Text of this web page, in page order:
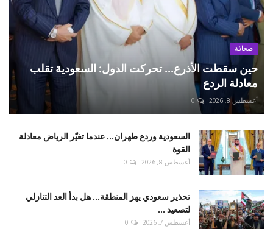
صحافة
حين سقطت الأذرع... تحركت الدول: السعودية تقلب
معادلة الردع
أغسطس 8, 2026 0
السعودية وردع طهران... عندما تغيّر الرياض معادلة
القوة
أغسطس 8, 2026 0
تحذير سعودي يهز المنطقة... هل بدأ العد التنازلي
لتصعيد ...
أغسطس 7, 2026 0